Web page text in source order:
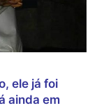
ele já foi
ainda em